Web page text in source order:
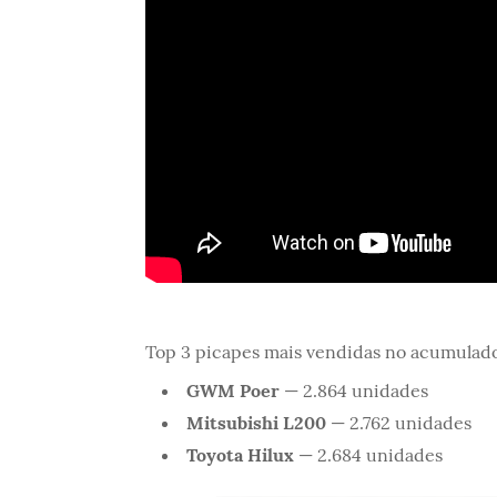
Top 3 picapes mais vendidas no
GWM Poer— 2.864 unidades
Mitsubishi L200— 2.762 unidades
Toyota Hilux — 2.684 unidades